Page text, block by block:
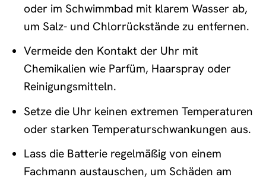
oder im Schwimmbad mit klarem Wasser ab,
um Salz- und Chlorrückstände zu entfernen.
Vermeide den Kontakt der Uhr mit
Chemikalien wie Parfüm, Haarspray oder
Reinigungsmitteln.
Setze die Uhr keinen extremen Temperaturen
oder starken Temperaturschwankungen aus.
Lass die Batterie regelmäßig von einem
Fachmann austauschen, um Schäden am